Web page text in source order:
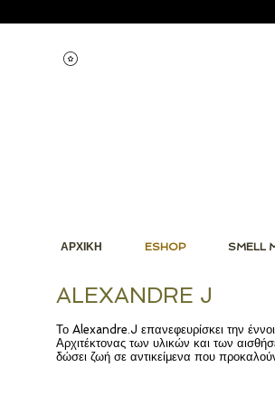
ΑΡΧΙΚΗ ESHOP SMELL
ALEXANDRE J
Το Alexandre.J επανεφευρίσκει την
Αρχιτέκτονας των υλικών και των
δώσει ζωή σε αντικείμενα που